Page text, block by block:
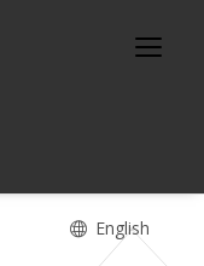
English